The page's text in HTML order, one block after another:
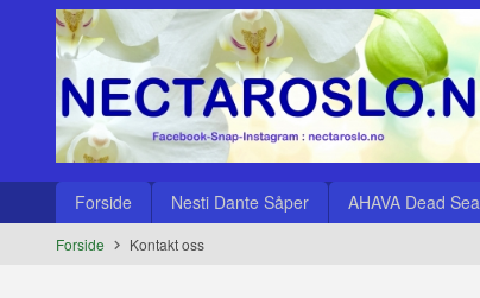
innholdet
Produkter
Forside Nesti Dante Såper AHAVA Dead
Forside Kontakt oss